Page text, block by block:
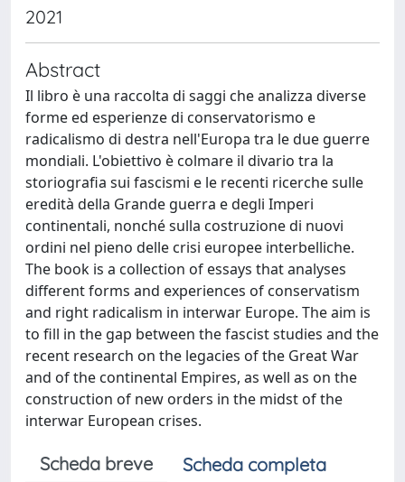
2021
Abstract
Il libro è una raccolta di saggi che analizza diverse
forme ed esperienze di conservatorismo e
radicalismo di destra nell'Europa tra le due guerre
mondiali. L'obiettivo è colmare il divario tra la
storiografia sui fascismi e le recenti ricerche sulle
eredità della Grande guerra e degli Imperi
continentali, nonché sulla costruzione di nuovi
ordini nel pieno delle crisi europee interbelliche.
The book is a collection of essays that analyses
different forms and experiences of conservatism
and right radicalism in interwar Europe. The aim is
to fill in the gap between the fascist studies and the
recent research on the legacies of the Great War
and of the continental Empires, as well as on the
construction of new orders in the midst of the
interwar European crises.
Scheda breve
Scheda completa